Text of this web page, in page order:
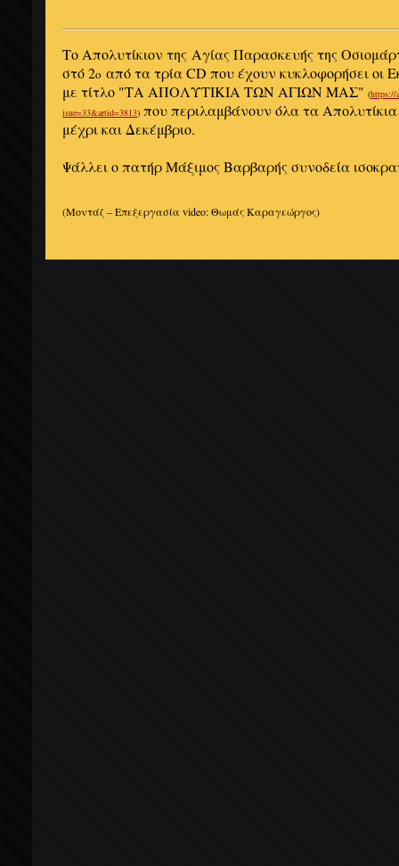
Το Απολυτίκιον της Αγίας Παρασκευής της
στό 2ο από τα τρία CD που έχουν κυκλοφορήσει
με τίτλο "ΤΑ ΑΠΟΛΥΤΙΚΙΑ ΤΩΝ ΑΓΙΩΝ ΜΑΣ" (https://
isue=33&artid=3813) που περιλαμβάνουν όλα τα
μέχρι και Δεκέμβριο.
Ψάλλει ο πατήρ Μάξιμος Βαρβαρής συνοδεία
(Mοντάζ – Επεξεργασία video: Θωμάς Καραγεώργος)